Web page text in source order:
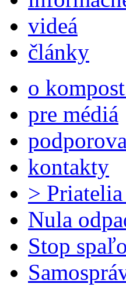
videá
články
o
pre médiá
kontakty
>
Nula
Stop